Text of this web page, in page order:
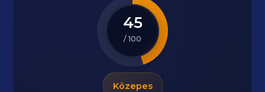
45
/ 100
Közepes